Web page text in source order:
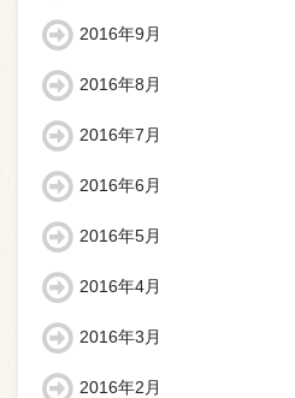
2016年9月
2016年8月
2016年7月
2016年6月
2016年5月
2016年4月
2016年3月
2016年2月